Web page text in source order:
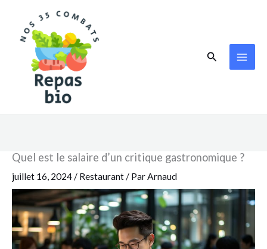
contenu
Rechercher
Quel est le salaire d’un critique gastronomique ?
juillet 16, 2024/ Restaurant/ ParArnaud